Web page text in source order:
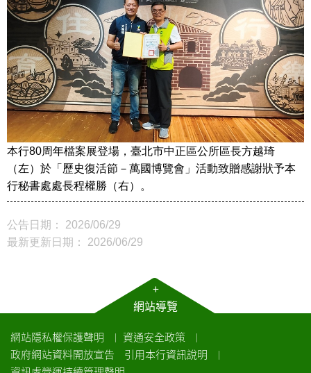
本行80周年檔案展登場，臺北市中正區公所區長方越琦
（左）於「歷史復活節－萬國博覽會」活動致贈感謝狀予本
行秘書處處長程權勝（右）。
公告日期： 2026/06/29
最新更新日期： 2026/06/29
+
網站導覽
網站隱私權保護聲明 ｜ 資通安全政策 ｜
政府網站資料開放宣告 引用本行資訊說明 ｜